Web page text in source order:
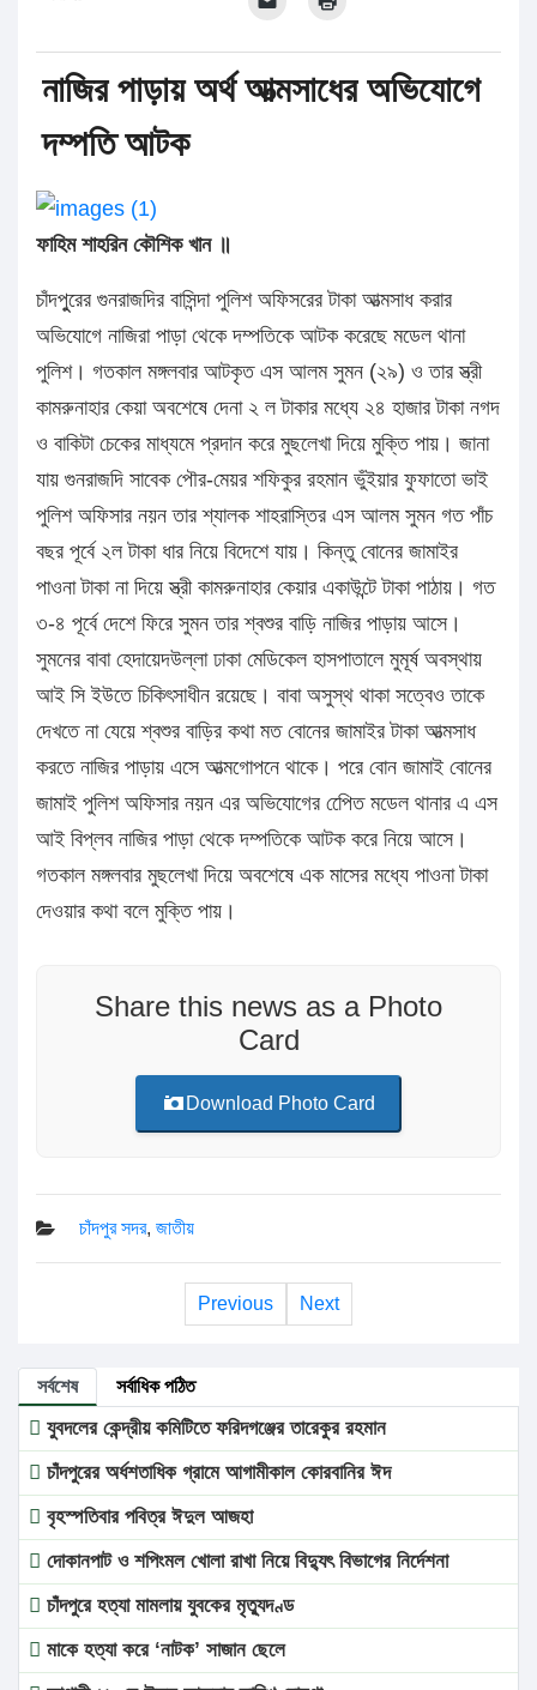
নাজির পাড়ায় অর্থ আত্মসাধের অভিযোগে
দম্পতি আটক
ফাহিম শাহরিন কৌশিক খান ॥
চাঁদপুুরের গুনরাজদির বাসিন্দা পুলিশ অফিসরের টাকা আত্মসাধ করার
অভিযোগে নাজিরা পাড়া থেকে দম্পতিকে আটক করেছে মডেল থানা
পুলিশ। গতকাল মঙ্গলবার আটকৃত এস আলম সুমন (২৯) ও তার স্ত্রী
কামরুনাহার কেয়া অবশেষে দেনা ২ ল টাকার মধ্যে ২৪ হাজার টাকা নগদ
ও বাকিটা চেকের মাধ্যমে প্রদান করে মুছলেখা দিয়ে মুক্তি পায়। জানা
যায় গুনরাজদি সাবেক পৌর-মেয়র শফিকুর রহমান ভুঁইয়ার ফুফাতো ভাই
পুলিশ অফিসার নয়ন তার শ্যালক শাহরাস্তির এস আলম সুমন গত পাঁচ
বছর পূর্বে ২ল টাকা ধার নিয়ে বিদেশে যায়। কিন্তু বোনের জামাইর
পাওনা টাকা না দিয়ে স্ত্রী কামরুনাহার কেয়ার একাউন্টে টাকা পাঠায়। গত
৩-৪ পূর্বে দেশে ফিরে সুমন তার শ্বশুর বাড়ি নাজির পাড়ায় আসে।
সুমনের বাবা হেদায়েদউল্লা ঢাকা মেডিকেল হাসপাতালে মুমূর্ষ অবস্থায়
আই সি ইউতে চিকিৎসাধীন রয়েছে। বাবা অসুস্থ থাকা সত্বেও তাকে
দেখতে না যেয়ে শ্বশুর বাড়ির কথা মত বোনের জামাইর টাকা আত্মসাধ
করতে নাজির পাড়ায় এসে আত্মগোপনে থাকে। পরে বোন জামাই বোনের
জামাই পুলিশ অফিসার নয়ন এর অভিযোগের পেেিত মডেল থানার এ এস
আই বিপ্লব নাজির পাড়া থেকে দম্পতিকে আটক করে নিয়ে আসে।
গতকাল মঙ্গলবার মুছলেখা দিয়ে অবশেষে এক মাসের মধ্যে পাওনা টাকা
দেওয়ার কথা বলে মুক্তি পায়।
Share this news as a Photo
Card
Download Photo Card
চাঁদপুর সদর, জাতীয়
Previous Next
সর্বশেষ সর্বাধিক পঠিত
যুবদলের কেন্দ্রীয় কমিটিতে ফরিদগঞ্জের তারেকুর রহমান
চাঁদপুরের অর্ধশতাধিক গ্রামে আগামীকাল কোরবানির ঈদ
বৃহস্পতিবার পবিত্র ঈদুল আজহা
দোকানপাট ও শপিংমল খোলা রাখা নিয়ে বিদ্যুৎ বিভাগের নির্দেশনা
চাঁদপুরে হত্যা মামলায় যুবকের মৃত্যুদণ্ড
মাকে হত্যা করে ‘নাটক’ সাজান ছেলে